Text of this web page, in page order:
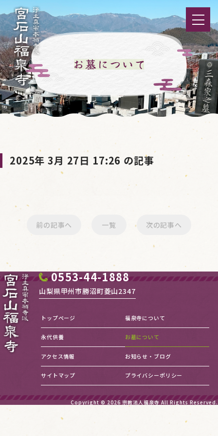
2025年 3月 27日 17:26 の記事
前の記事へ 一覧 次の記事へ
0553-44-1888
山梨県甲州市勝沼町菱山2347
トップページ 福泉寺について
永代供養 お墓について
アクセス情報 お知らせ・ブログ
サイトマップ プライバシーポリシー
Copyright © 2026宗教法人福泉寺All Rights Reserved.